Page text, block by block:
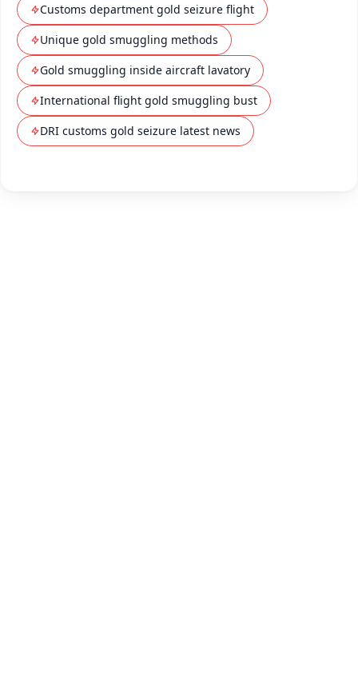
Customs department gold seizure flight
Unique gold smuggling methods
Gold smuggling inside aircraft lavatory
International flight gold smuggling bust
DRI customs gold seizure latest news